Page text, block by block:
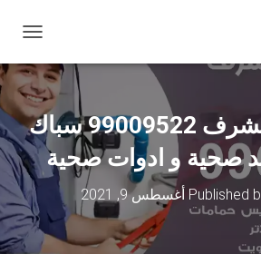
ب
د
ي
ل
ا
ل
ت
ن
ق
ل
فني صحي مشرف 99009522 سباك
صحية و ادوات صحية
Published أغسطس 9, 2021